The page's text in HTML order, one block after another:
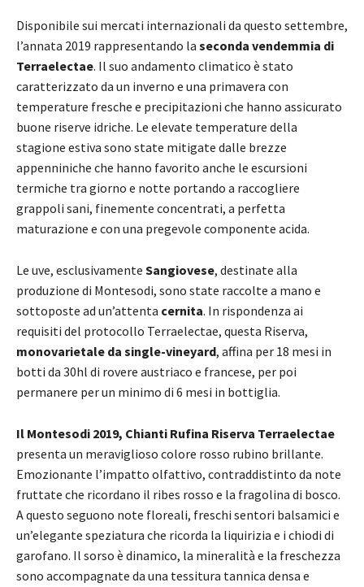
Disponibile sui mercati internazionali da questo settembre,
l’annata 2019 rappresentando la seconda vendemmia di
Terraelectae. Il suo andamento climatico è stato
caratterizzato da un inverno e una primavera con
temperature fresche e precipitazioni che hanno assicurato
buone riserve idriche. Le elevate temperature della
stagione estiva sono state mitigate dalle brezze
appenniniche che hanno favorito anche le escursioni
termiche tra giorno e notte portando a raccogliere
grappoli sani, finemente concentrati, a perfetta
maturazione e con una pregevole componente acida.
Le uve, esclusivamente Sangiovese, destinate alla
produzione di Montesodi, sono state raccolte a mano e
sottoposte ad un’attenta cernita. In rispondenza ai
requisiti del protocollo Terraelectae, questa Riserva,
monovarietale da single-vineyard, affina per 18 mesi in
botti da 30hl di rovere austriaco e francese, per poi
permanere per un minimo di 6 mesi in bottiglia.
Il Montesodi 2019, Chianti Rufina Riserva Terraelectae
presenta un meraviglioso colore rosso rubino brillante.
Emozionante l’impatto olfattivo, contraddistinto da note
fruttate che ricordano il ribes rosso e la fragolina di bosco.
A questo seguono note floreali, freschi sentori balsamici e
un’elegante speziatura che ricorda la liquirizia e i chiodi di
garofano. Il sorso è dinamico, la mineralità e la freschezza
sono accompagnate da una tessitura tannica densa e